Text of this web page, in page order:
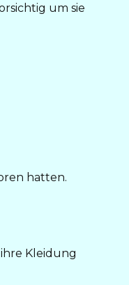
um sie
hatten.
Kleidung